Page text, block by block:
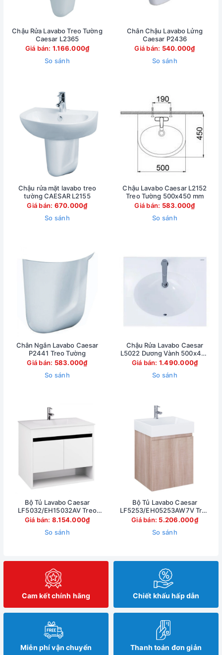
Chậu Rửa Lavabo Treo Tường
Caesar L2365
Giá bán: 1.166.000₫
So sánh
Chân Chậu Lavabo Lửng
Caesar P2436
Giá bán: 540.000₫
So sánh
Chậu rửa mặt lavabo treo
tường CAESAR L2155
Giá bán: 670.000₫
So sánh
Chậu Lavabo Caesar L2152
Treo Tường 500x450 mm
Giá bán: 583.000₫
So sánh
Chân Ngắn Lavabo Caesar
P2441 Treo Tường
Giá bán: 583.000₫
So sánh
Chậu Rửa Lavabo Caesar
L5022 Dương Vành 500x420
mm
Giá bán: 1.490.000₫
So sánh
Bộ Tủ Lavabo Caesar
LF5032/EH15032AV Treo
Tường 750x500mm
Giá bán: 8.154.000₫
So sánh
Bộ Tủ Lavabo Caesar
LF5253/EH05253AW7V Treo
Tường 500x450mm
Giá bán: 5.206.000₫
So sánh
Cam kết chính hãng Chiết khấu hấp dẫn
Miễn phí vận chuyển Thanh toán đơn giản